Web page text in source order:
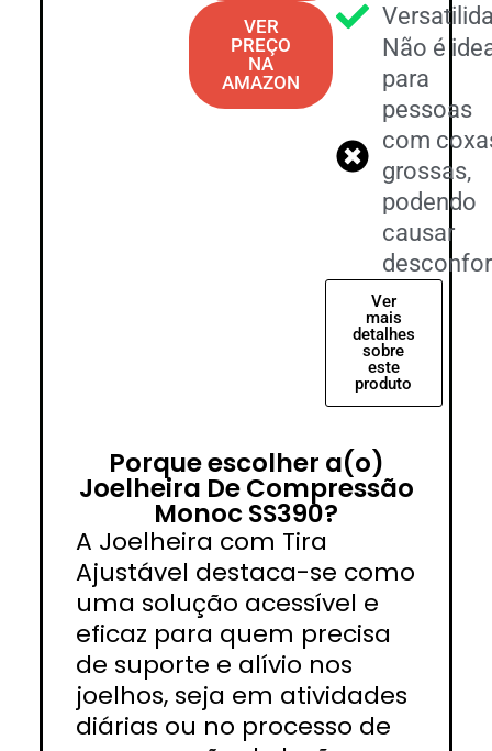
VER
PREÇO
NA
AMAZON
Não é
para
pessoas
com
grossas,
podendo
causar
Ver
mais
detalhes
sobre
este
produto
Porque escolher a(o)
Joelheira De Compressão
Monoc SS390?
A Joelheira com Tira
Ajustável destaca-se como
uma solução acessível e
eficaz para quem precisa
de suporte e alívio nos
joelhos, seja em atividades
diárias ou no processo de